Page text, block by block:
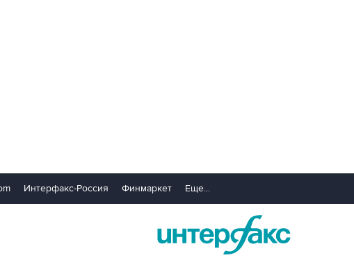
Интерфакс-Россия Финмаркет Еще...